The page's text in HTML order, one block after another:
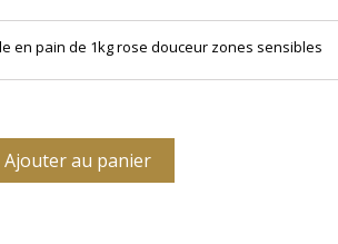
en pain de 1kg rose douceur zones sensibles
Ajouter au panier